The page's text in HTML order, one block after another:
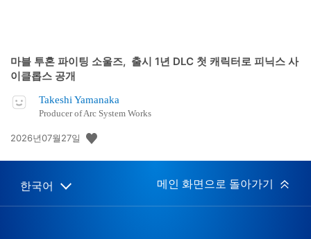
마블 투혼 파이팅 소울즈, 출시 1년 DLC 첫 캐릭터로 피닉스 사
이클롭스 공개
Takeshi Yamanaka
Producer of Arc System Works
공
일:
2026년07월27일
Select
Current
한국어 메인 화면으로 돌아가기